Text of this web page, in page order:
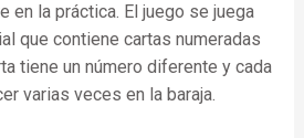
en la práctica. El juego se juega
que contiene cartas numeradas
tiene un número diferente y cada
varias veces en la baraja.